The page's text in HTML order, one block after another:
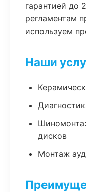
гарантией до
регламентам
используем
Наши
дисков
Монтаж